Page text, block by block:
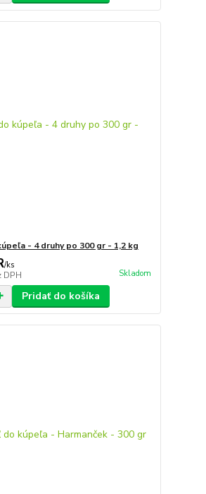
- 4 druhy po 300 gr - 1,2 kg
/ks
DPH Skladom
Pridať do košíka